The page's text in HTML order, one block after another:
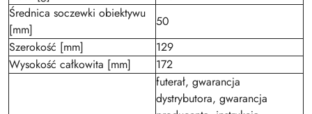
Średnica soczewki obiektywu
[mm]
50
Szerokość [mm]
129
Wysokość całkowita [mm]
172
futerał, gwarancja
dystrybutora, gwarancja